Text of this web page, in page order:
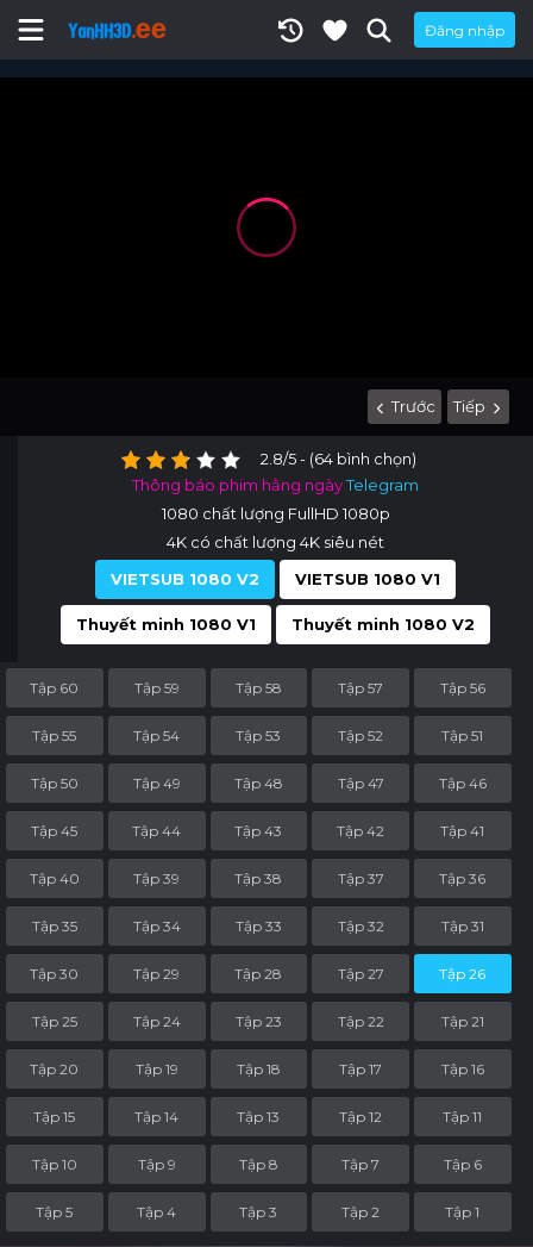
Đăng nhập
Trước Tiếp
2.8/5 - (64 bình chọn)
Thông báo phim hằng ngàyTelegram
1080 chất lượng FullHD 1080p
4K có chất lượng 4K siêu nét
VIETSUB 1080 V2
VIETSUB 1080 V1
Thuyết minh 1080 V1 Thuyết minh 1080 V2
Tập 60 Tập 59 Tập 58 Tập 57 Tập 56
Tập 55 Tập 54 Tập 53 Tập 52 Tập 51
Tập 50 Tập 49 Tập 48 Tập 47 Tập 46
Tập 45 Tập 44 Tập 43 Tập 42 Tập 41
Tập 40 Tập 39 Tập 38 Tập 37 Tập 36
Tập 35 Tập 34 Tập 33 Tập 32 Tập 31
Tập 30 Tập 29 Tập 28 Tập 27 Tập 26
Tập 25 Tập 24 Tập 23 Tập 22 Tập 21
Tập 20 Tập 19 Tập 18 Tập 17 Tập 16
Tập 15 Tập 14 Tập 13 Tập 12 Tập 11
Tập 10 Tập 9 Tập 8 Tập 7 Tập 6
Tập 5 Tập 4 Tập 3 Tập 2 Tập 1